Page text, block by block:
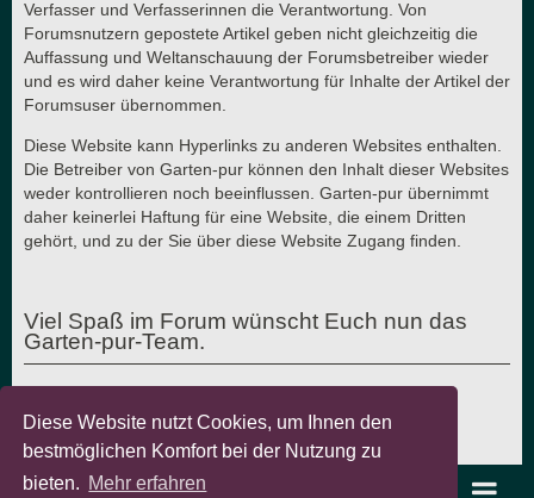
Diese Website nutzt Cookies, um Ihnen den
bestmöglichen Komfort bei der Nutzung zu
bieten. Mehr erfahren
Verfasser und Verfasserinnen die Verantwortung. Von
Forumsnutzern gepostete Artikel geben nicht gleichzeitig die
Auffassung und Weltanschauung der Forumsbetreiber wieder
und es wird daher keine Verantwortung für Inhalte der Artikel der
Forumsuser übernommen.
Diese Website kann Hyperlinks zu anderen Websites enthalten.
Die Betreiber von Garten-pur können den Inhalt dieser Websites
weder kontrollieren noch beeinflussen. Garten-pur übernimmt
daher keinerlei Haftung für eine Website, die einem Dritten
gehört, und zu der Sie über diese Website Zugang finden.
Viel Spaß im Forum wünscht Euch nun das
Garten-pur-Team.
Letzte Aktualisierung: 7.8.2018 - © Garten-pur GbR